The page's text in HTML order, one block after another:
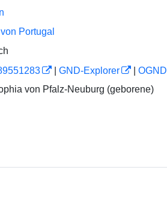
Portugal
GND-Explorer OGND
von Pfalz-Neuburg (geborene)